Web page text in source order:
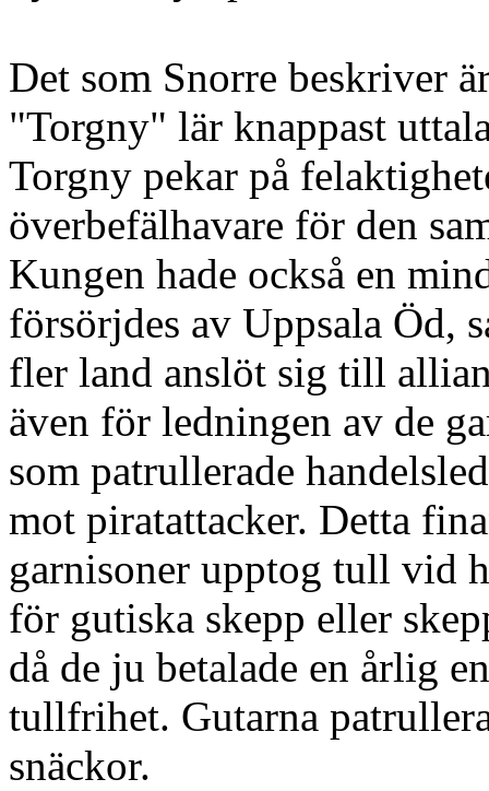
Det som Snorre beskriver
"Torgny" lär knappast
Torgny pekar på
överbefälhavare för den
Kungen hade också en
försörjdes av Uppsala Öd,
fler land anslöt sig till
även för ledningen av de
som patrullerade
mot piratattacker. Detta
garnisoner upptog tull vid
för gutiska skepp eller
då de ju betalade en årlig
tullfrihet. Gutarna
snäckor.